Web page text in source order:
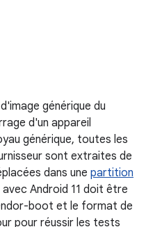
générique du
d'un appareil
générique, toutes les
sont extraites de
dans une partition
avec Android 11 doit être
boot et le format de
pour réussir les tests